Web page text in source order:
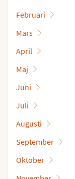
Februari
Mars
April
Maj
Juni
Juli
Augusti
September
Oktober